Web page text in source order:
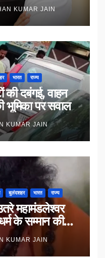
KUMAR JAIN
भारत राज्य
वाहन
भूमिका पर सवाल
KUMAR JAIN
बुलंदशहर भारत राज्य
महामंडलेश्वर
के सम्मान की
KUMAR JAIN